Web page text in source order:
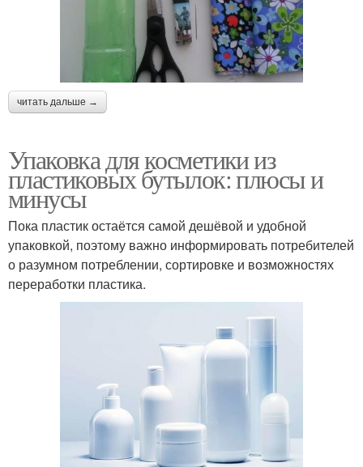
читать дальше →
Упаковка для косметики из
пластиковых бутылок: плюсы и
минусы
Пока пластик остаётся самой дешёвой и удобной
упаковкой, поэтому важно информировать потребителей
о разумном потреблении, сортировке и возможностях
переработки пластика.